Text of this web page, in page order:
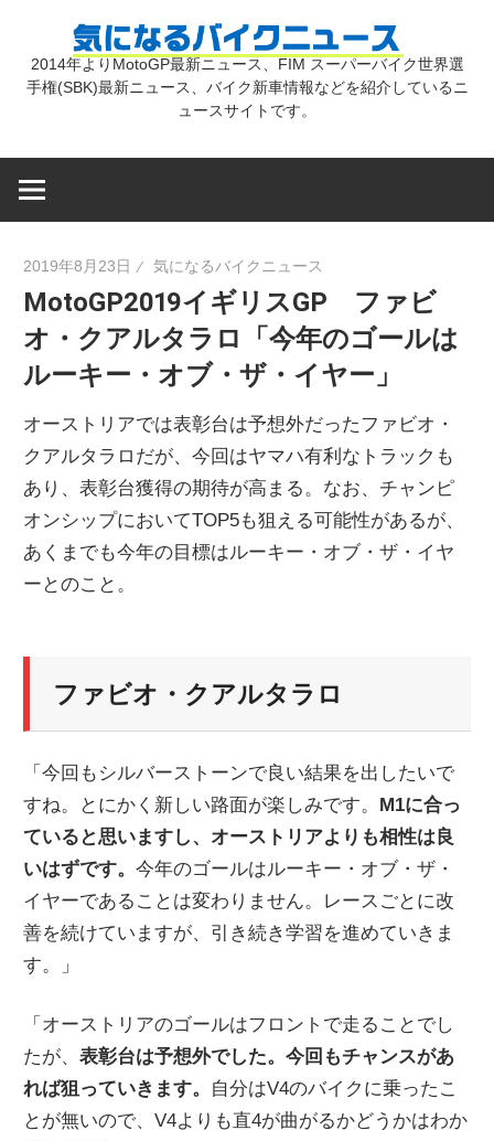
気
バ
ク
ニ
ス
2014年よりMotoGP最新ニュース、FIM スーパーバイク世界選
手権(SBK)最新ニュース、バイク新車情報などを紹介しているニ
ュースサイトです。
2019年8月23日 気になるバイクニュース
MotoGP2019イギリスGP ファビ
オ・クアルタラロ「今年のゴールは
ルーキー・オブ・ザ・イヤー」
オーストリアでは表彰台は予想外だったファビオ・
クアルタラロだが、今回はヤマハ有利なトラックも
あり、表彰台獲得の期待が高まる。なお、チャンピ
オンシップにおいてTOP5も狙える可能性があるが、
あくまでも今年の目標はルーキー・オブ・ザ・イヤ
ーとのこと。
ファビオ・クアルタラロ
「今回もシルバーストーンで良い結果を出したいで
すね。とにかく新しい路面が楽しみです。 M1に合っ
ていると思いますし、オーストリアよりも相性は良
いはずです。今年のゴールはルーキー・オブ・ザ・
イヤーであることは変わりません。レースごとに改
善を続けていますが、引き続き学習を進めていきま
す。」
「オーストリアのゴールはフロントで走ることでし
たが、表彰台は予想外でした。今回もチャンスがあ
れば狙っていきます。 自分はV4のバイクに乗ったこ
とが無いので、V4よりも直4が曲がるかどうかはわか